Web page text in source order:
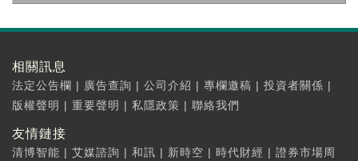
相關訊息
法定公告欄 | 廣告查詢 | 公司介紹 | 專欄邀稿 | 投資者關係 |
版權聲明 | 重要聲明 | 私隱政策 | 聯絡我們
友情鏈接
清博智能 | 艾媒諮詢 | 和訊 | 新時空 | 時代財經 | 證券市場周